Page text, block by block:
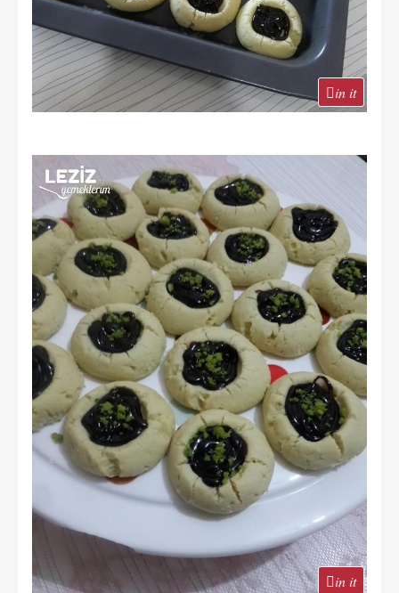
in it
in it